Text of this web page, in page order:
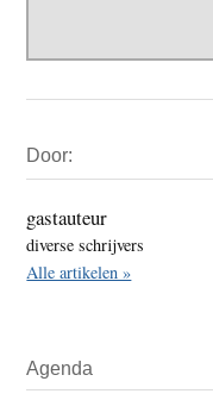
Sidebar
Door:
gastauteur
diverse schrijvers
Alle artikelen »
Agenda